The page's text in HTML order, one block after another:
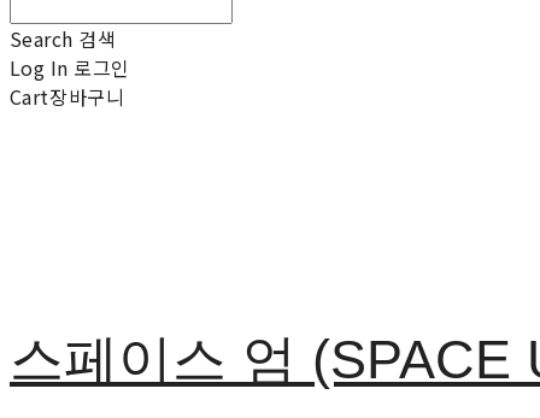
Search 검색
Log In 로그인
Cart장바구니
스페이스 엄 (SPACE